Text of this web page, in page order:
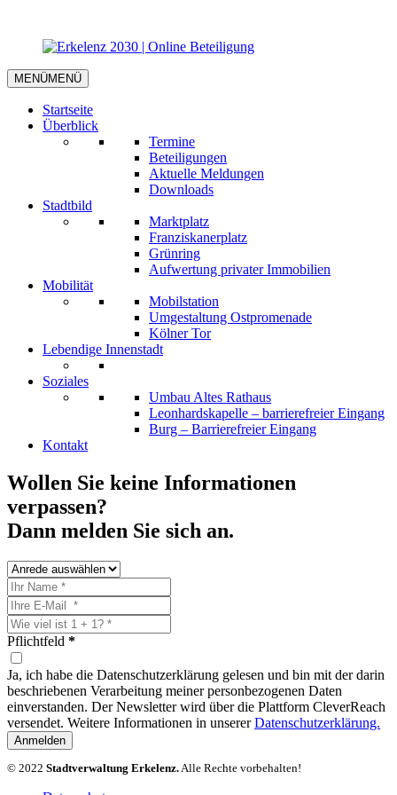
MENÜMENÜ
Startseite
Überblick
Termine
Beteiligungen
Aktuelle Meldungen
Downloads
Stadtbild
Marktplatz
Franziskanerplatz
Grünring
Aufwertung privater Immobilien
Mobilität
Mobilstation
Umgestaltung Ostpromenade
Kölner Tor
Lebendige Innenstadt
Soziales
Umbau Altes Rathaus
Leonhardskapelle – barrierefreier Eingang
Burg – Barrierefreier Eingang
Kontakt
Wollen Sie keine Informationen
verpassen?
Dann melden Sie sich an.
Pflichtfeld *
Ja, ich habe die Datenschutzerklärung gelesen und bin mit der darin
beschriebenen Verarbeitung meiner personbezogenen Daten
einverstanden. Der Newsletter wird über die Plattform CleverReach
versendet. Weitere Informationen in unsererDatenschutzerklärung.
Anmelden
© 2022 Stadtverwaltung Erkelenz.Alle Rechte vorbehalten!